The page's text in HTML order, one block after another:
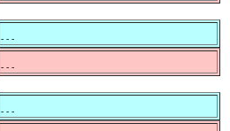
- - -
- - -
- - -